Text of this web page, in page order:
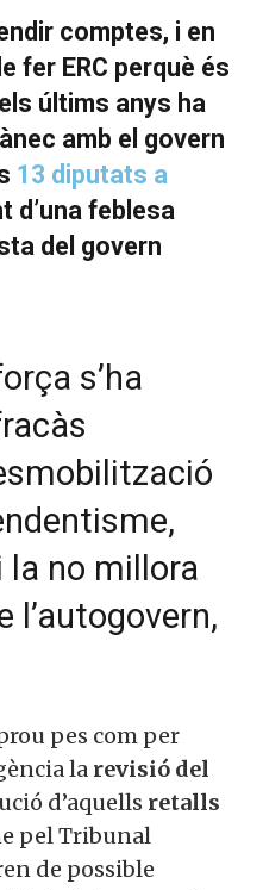
comptes, i en
fer ERC perquè és
últims anys ha
amb el govern
13 diputats a
d’una feblesa
del govern
s’ha
la no millora
l’autogovern,
pes com per
la revisió del
d’aquells retalls
pel Tribunal
de possible